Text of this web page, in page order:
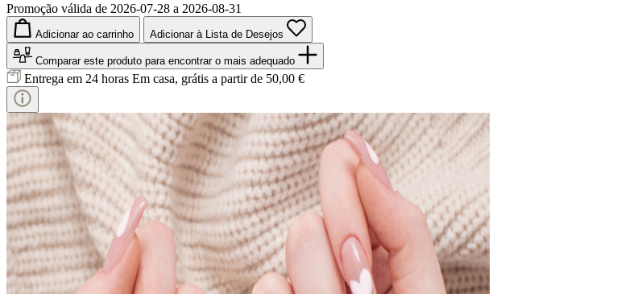
Promoção válida de 2026-07-28 a 2026-08-31
Adicionar ao carrinho Adicionar à Lista de Desejos
Comparar este produto para encontrar o mais adequado
Entrega em 24 horas Em casa, grátis a partir de 50,00 €